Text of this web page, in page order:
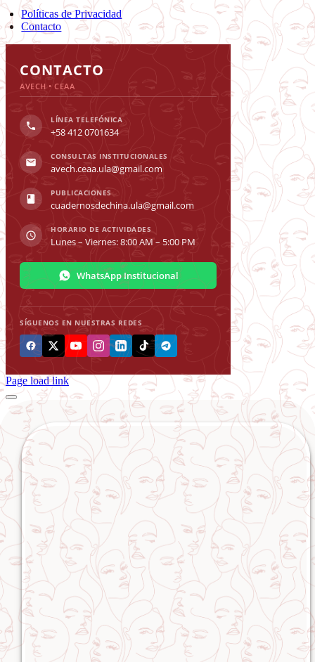
Políticas de Privacidad
Contacto
Toggle
Sliding
Bar
Area
CONTACTO
AVECH • CEAA
LÍNEA TELEFÓNICA
+58 412 0701634
CONSULTAS INSTITUCIONALES
avech.ceaa.ula@gmail.com
PUBLICACIONES
cuadernosdechina.ula@gmail.com
HORARIO DE ACTIVIDADES
Lunes – Viernes: 8:00 AM – 5:00 PM
WhatsApp Institucional
SÍGUENOS EN NUESTRAS REDES
Page load link